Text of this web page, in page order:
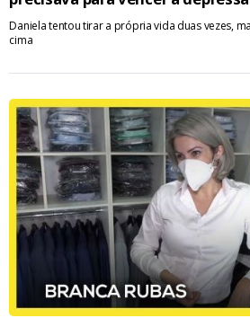
Daniela tentou tirar a própria vida duas vezes,
cima